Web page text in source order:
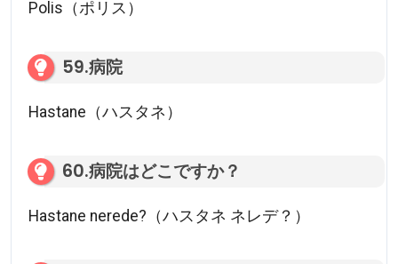
Polis（ポリス）
59.病院
Hastane（ハスタネ）
60.病院はどこですか？
Hastane nerede?（ハスタネ ネレデ？）